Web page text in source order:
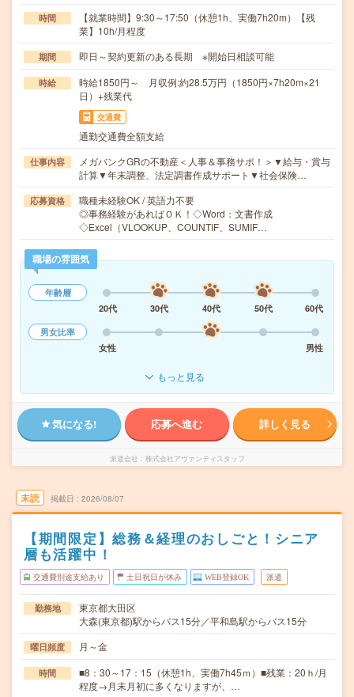
時間
【就業時間】9:30～17:50（休憩1h、実働7h20m）【残
業】10h/月程度
期間 即日～契約更新のある長期 ※開始日相談可能
時給
時給1850円～ 月収例:約28.5万円（1850円×7h20m×21
日）+残業代
交通費
通勤交通費全額支給
仕事内容
メガバンクGRの不動産＜人事＆事務サポ！＞▼給与・賞与
計算▼年末調整、法定調書作成サポート▼社会保険…
応募資格
職種未経験OK / 英語力不要
◎事務経験があればＯＫ！◇Word：文書作成
◇Excel（VLOOKUP、COUNTIF、SUMIF…
職場の雰囲気
年齢層
20代
30代 40代 50代
60代
男女比率
女性
男性
もっと見る
気になる! 応募へ進む 詳しく見る
派遣会社 株式会社アヴァンティスタッフ
未読 掲載日 2026/08/07
【期間限定】総務＆経理のおしごと！シニア
層も活躍中！
交通費別途支給あり 土日祝日が休み WEB登録OK 派遣
勤務地
東京都大田区
大森(東京都)駅からバス15分／平和島駅からバス15分
曜日頻度 月～金
時間
■8：30～17：15（休憩1h、実働7h45ｍ）■残業：20ｈ/月
程度→月末月初に多くなりますが、…